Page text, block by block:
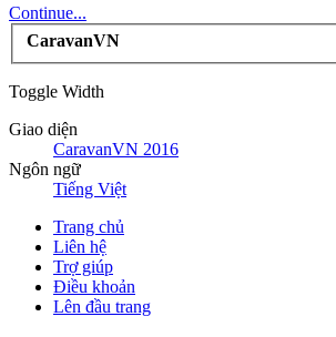
Continue...
CaravanVN
Toggle Width
Giao diện
CaravanVN 2016
Ngôn ngữ
Tiếng Việt
Trang chủ
Liên hệ
Trợ giúp
Điều khoản
Lên đầu trang